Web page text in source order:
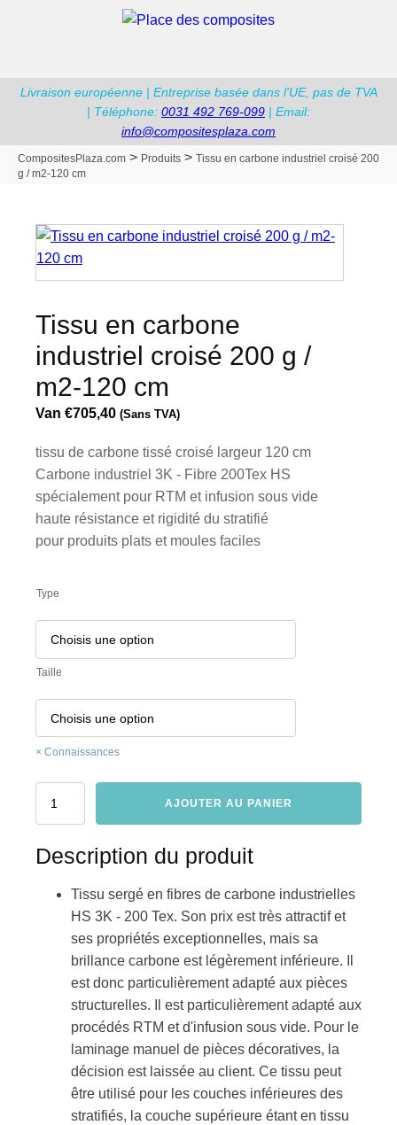
Livraison européenne | Entreprise basée dans l'UE, pas de TVA
| Téléphone: 0031 492 769-099 | Email:
info@compositesplaza.com
CompositesPlaza.com > Produits > Tissu en carbone industriel croisé 200
g / m2-120 cm
Tissu en carbone
industriel croisé 200 g /
m2-120 cm
Van €705,40 (Sans TVA)
tissu de carbone tissé croisé largeur 120 cm
Carbone industriel 3K - Fibre 200Tex HS
spécialement pour RTM et infusion sous vide
haute résistance et rigidité du stratifié
pour produits plats et moules faciles
Type
Taille
Connaissances
Tissu
industriel
200
AJOUTER AU PANIER
Description du produit
Tissu sergé en fibres de carbone industrielles
HS 3K - 200 Tex. Son prix est très attractif et
ses propriétés exceptionnelles, mais sa
brillance carbone est légèrement inférieure. Il
est donc particulièrement adapté aux pièces
structurelles. Il est particulièrement adapté aux
procédés RTM et d'infusion sous vide. Pour le
laminage manuel de pièces décoratives, la
décision est laissée au client. Ce tissu peut
être utilisé pour les couches inférieures des
stratifiés, la couche supérieure étant en tissu